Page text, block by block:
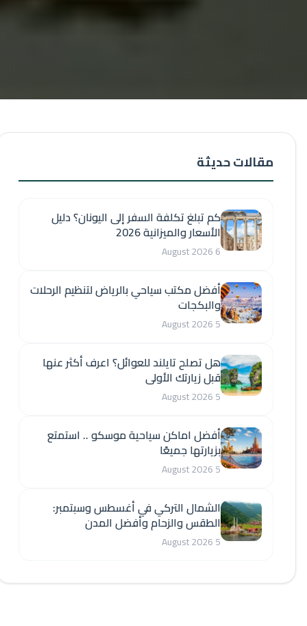
مقالات حديثة
كم تبلغ تكلفة السفر إلى اليونان؟ دليل
الأسعار والميزانية 2026
6 August 2026
أفضل مكتب سياحي بالرياض لتنظيم الرحلات
والبكجات
5 August 2026
هل تصلح تايلند للعوائل؟ اعرف أكثر عنها
قبل زيارتك الأولى
5 August 2026
أفضل اماكن سياحية موسكو .. استمتع
بزيارتها جميعًا
5 August 2026
الشمال التركي في أغسطس وسبتمبر:
الطقس والزحام وأفضل المدن
5 August 2026